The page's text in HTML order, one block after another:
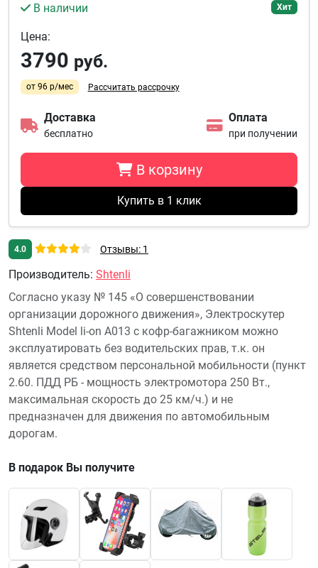
В наличии Хит
Цена:
3790 руб.
от 96 р/мес Рассчитать рассрочку
Доставка
бесплатно
Оплата
при получении
В корзину
Купить в 1 клик
4.0 Отзывы: 1
Производитель: Shtenli
Согласно указу № 145 «О совершенствовании
организации дорожного движения», Электроскутер
Shtenli Model li-on A013 с кофр-багажником можно
эксплуатировать без водительских прав, т.к. он
является средством персональной мобильности (пункт
2.60. ПДД РБ - мощность электромотора 250 Вт.,
максимальная скорость до 25 км/ч.) и не
предназначен для движения по автомобильным
дорогам.
В подарок Вы получите